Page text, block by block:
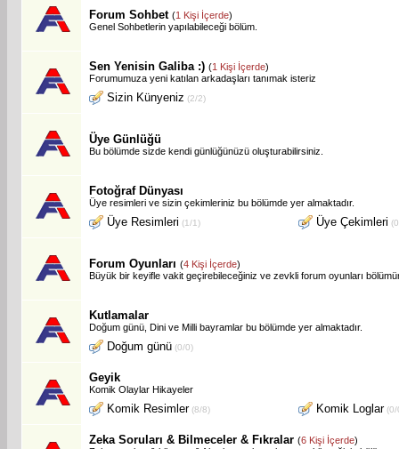
Forum Sohbet (1 Kişi İçerde)
Genel Sohbetlerin yapılabileceği bölüm.
Sen Yenisin Galiba :) (1 Kişi İçerde)
Forumumuza yeni katılan arkadaşları tanımak isteriz
Sizin Künyeniz (2/2)
Üye Günlüğü
Bu bölümde sizde kendi günlüğünüzü oluşturabilirsiniz.
Fotoğraf Dünyası
Üye resimleri ve sizin çekimleriniz bu bölümde yer almaktadır.
Üye Resimleri (1/1) Üye Çekimleri
Forum Oyunları (4 Kişi İçerde)
Büyük bir keyifle vakit geçirebileceğiniz ve zevkli forum oyunları
Kutlamalar
Doğum günü, Dini ve Milli bayramlar bu bölümde yer almaktadır.
Doğum günü (0/0)
Geyik
Komik Olaylar Hikayeler
Komik Resimler(8/8) Komik Loglar(0/
Zeka Soruları & Bilmeceler & Fıkralar (6 Kişi İçerde)